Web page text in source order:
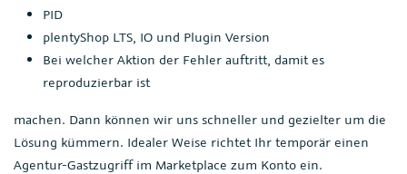
PID
plentyShop LTS, IO und Plugin Version
Bei welcher Aktion der Fehler auftritt, damit es
reproduzierbar ist
machen. Dann können wir uns schneller und gezielter um die
Lösung kümmern. Idealer Weise richtet Ihr temporär einen
Agentur-Gastzugriff im Marketplace zum Konto ein.